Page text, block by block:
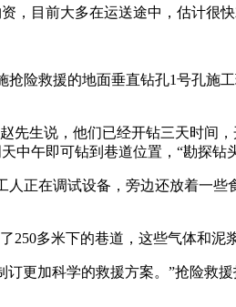
，目前大多在运送途中，估计很快
险救援的地面垂直钻孔1号孔施
先生说，他们已经开钻三天时间
午即可钻到巷道位置，“勘探钻头
正在调试设备，旁边还放着一
多米下的巷道，这些气体和泥
更加科学的救援方案。”抢险救